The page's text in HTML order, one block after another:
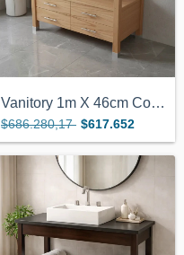
Vanitory 1m X 46cm Color Miel Con Bacha...
$686.280,17 $617.652